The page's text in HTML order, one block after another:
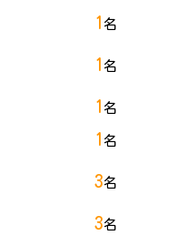
1 名
1 名
1 名
1 名
3名
3名